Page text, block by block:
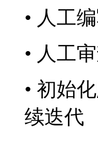
• 人工
• 人工
• 初始
续迭代